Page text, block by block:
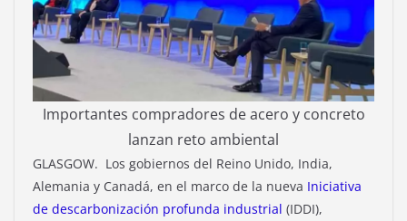
Importantes compradores de acero y concreto
lanzan reto ambiental
GLASGOW. Los gobiernos del Reino Unido, India,
Alemania y Canadá, en el marco de la nueva Iniciativa
de descarbonización profunda industrial (IDDI),